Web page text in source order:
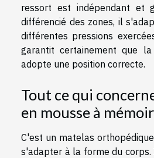
ressort est indépendant et
différencié des zones, il
différentes pressions
garantit certainement que
adopte une position correcte.
Tout ce qui
en mousse à
C'est un matelas
s'adapter à la forme du